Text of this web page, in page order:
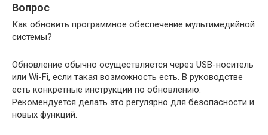
Вопрос
Как обновить программное обеспечение мультимедийной
системы?
Обновление обычно осуществляется через USB-носитель
или Wi-Fi, если такая возможность есть. В руководстве
есть конкретные инструкции по обновлению.
Рекомендуется делать это регулярно для безопасности и
новых функций.